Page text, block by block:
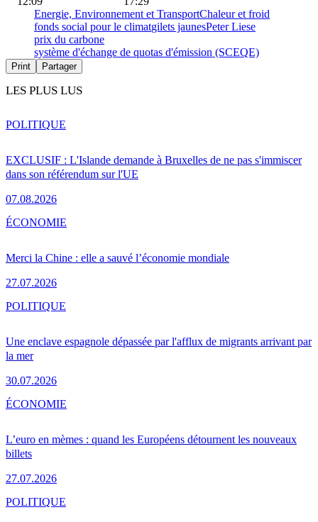
Energie, Environnement et TransportChaleur et froid
fonds social pour le climatgilets jaunesPeter Liese
prix du carbone
système d'échange de quotas d'émission (SCEQE)
Print Partager
LES PLUS LUS
EXCLUSIF : L'Islande demande à Bruxelles de ne pas s'immiscer
dans son référendum sur l'UE
07.08.2026
POLITIQUE
Merci la Chine : elle a sauvé l’économie mondiale
27.07.2026
ÉCONOMIE
Une enclave espagnole dépassée par l'afflux de migrants arrivant par
la mer
30.07.2026
POLITIQUE
L’euro en mèmes : quand les Européens détournent les nouveaux
billets
27.07.2026
ÉCONOMIE
POLITIQUE